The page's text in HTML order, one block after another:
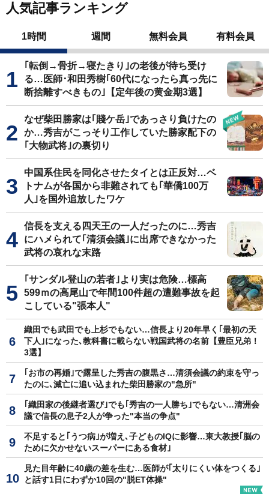
人気記事ランキング
1時間 週間 無料会員 有料会員
｢転倒→骨折→寝たきり｣の老後が待ち受け
る…医師･和田秀樹｢60代になったら真っ先に
断捨離すべきもの｣【定年後の黄金期3選】
なぜ柴田勝家は｢賤ケ岳｣であっさり負けたの
か…秀吉がこっそり工作していた勝家配下の
｢大物武将｣の裏切り
中国系住民を同化させたタイとは正反対…ベ
トナムが各国から非難されても｢華僑100万
人｣を国外追放したワケ
信長を支える四天王の一人だったのに…秀吉
にハメられて｢清須会議｣に出席できなかった
武将の哀れな末路
｢サンダル登山の若者｣より実は危険…標高
599ｍの高尾山で年間100件超の遭難事故を起
こしている"張本人"
織田でも武田でも上杉でもない…信長より20年早く｢最初の天
下人｣になった､教科書に載らない戦国武将の名前【豊臣兄弟！
3選】
｢お市の再婚｣で露呈した秀吉の腹黒さ…清須会議の約束を守っ
たのに､滅亡に追い込まれた柴田勝家の"急所"
｢織田家の後継者選び｣でも｢秀吉の一人勝ち｣でもない…清洲会
議で信長の息子2人が争った"本当の争点"
不足すると｢うつ病｣が増え､子どものIQに影響…東大教授｢脳の
ために欠かせないスーパーにある食材｣
見た目年齢に40歳の差を生む…医師が｢太りにくい体をつくる｣
と話す1日にわずか10回の"脱ET体操"